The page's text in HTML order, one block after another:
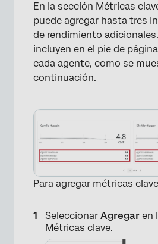
En la sección Métricas
puede agregar hasta tres
de rendimiento
incluyen en el pie de
cada agente, como se
continuación.
Para agregar métricas
Seleccionar Agregar en
Métricas clave.